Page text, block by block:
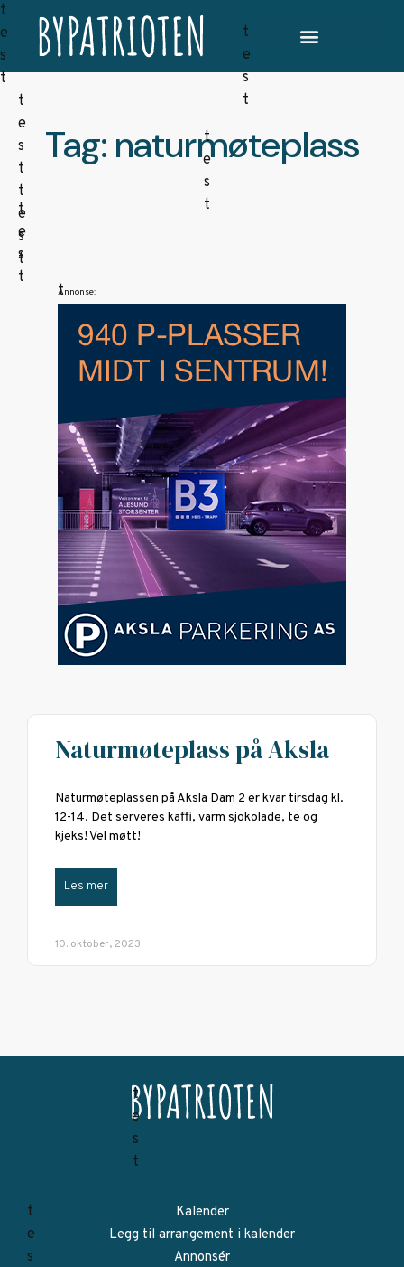
Tag: naturmøteplass
Annonse:
Naturmøteplass på Aksla
Naturmøteplassen på Aksla Dam 2 er kvar tirsdag kl.
12-14. Det serveres kaffi, varm sjokolade, te og
kjeks! Vel møtt!
Les mer
10. oktober, 2023
Kalender
Legg til arrangement i kalender
Annonsér